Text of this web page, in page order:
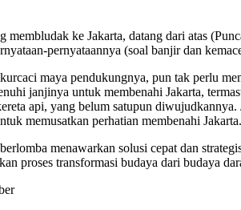
ke Jakarta, datang dari atas
pernyataannya (soal banjir dan
maya pendukungnya, pun tak perlu
janjinya untuk membenahi Jakarta,
api, yang belum satupun
memusatkan perhatian membenahi Jakarta.
menawarkan solusi cepat dan
proses transformasi budaya dari budaya